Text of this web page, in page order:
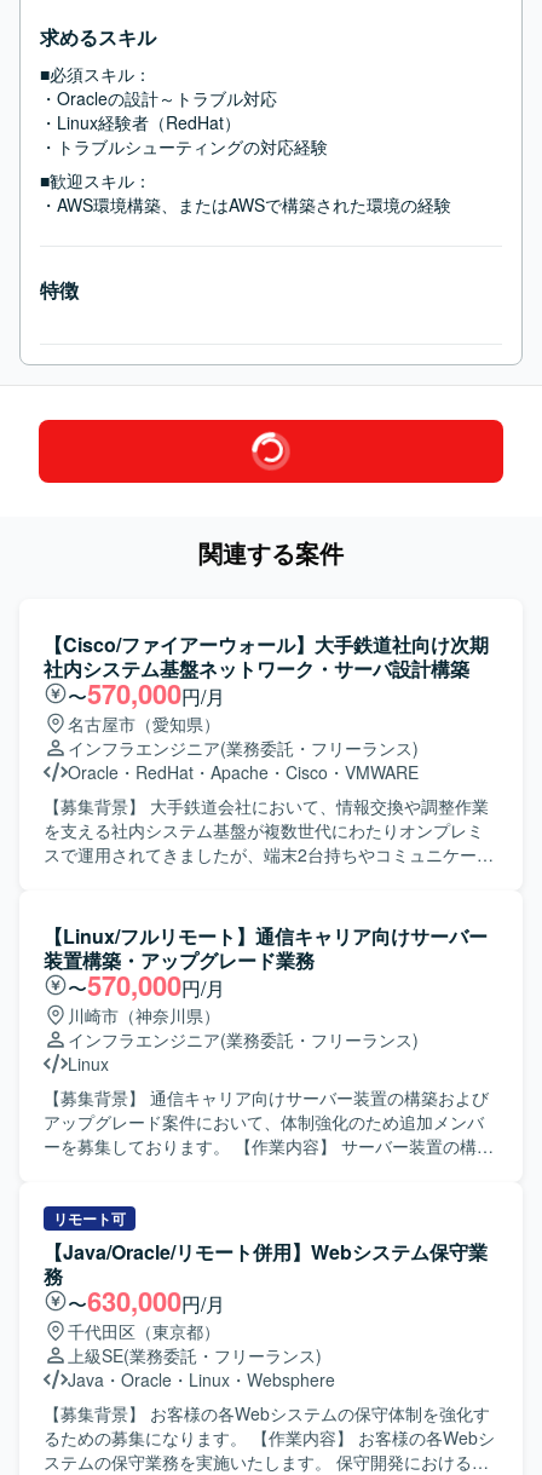
求めるスキル
■必須スキル：
・Oracleの設計～トラブル対応
・Linux経験者（RedHat）
・トラブルシューティングの対応経験
■歓迎スキル：
・AWS環境構築、またはAWSで構築された環境の経験
特徴
関連する案件
【Cisco/ファイアーウォール】大手鉄道社向け次期
社内システム基盤ネットワーク・サーバ設計構築
〜570,000円/月
名古屋市（愛知県）
インフラエンジニア(業務委託・フリーランス)
Oracle ・ RedHat ・ Apache ・ Cisco ・ VMWARE
【募集背景】 大手鉄道会社において、情報交換や調整作業
を支える社内システム基盤が複数世代にわたりオンプレミ
スで運用されてきましたが、端末2台持ちやコミュニケーシ
ジェクトが立ち上がりました。 【作業内容】 6代目社内シ
ステム基盤の刷新プロジェクトに参画し、ネットワーク系
およびサーバ系インフラの設計・構築・テストをご担当い
ただきます。 ネットワーク系では、FW/スイッチ/ストレー
ジ/リモート環境、NTP/証明書/RADIUS/DHCP/DNS/無線と
いった各領域において、詳細設計、構築手順書作成、単体
テスト項目書作成、環境構築、単体テスト、結合テスト、
総合テストまで一連の工程を担当していただきます。 サー
バ系では、物理サーバ/仮想化基盤、DB/データ連携/OS/保
全/機器設置調整といった領域にて、サーバおよび仮想化基
理などを行っていただきます。 プロジェクト全体として
は、詳細設計～各種テスト～切替までの長期フェーズにわ
たり、段階的に環境を構築しながら、既存環境から新基盤
へのスムーズな移行を進めていきます。 【求める人物像】
インフラ基盤の大規模更改プロジェクトにおいて、担当領
域の技術的な深い理解を持ちつつ、関連チームと連携しな
がら主体的に設計・構築・テストを推進できる方を求めて
います。 複数プロダクトが連携する環境のため、周辺領域
にも関心を持ち、仕様や構成を自らキャッチアップしなが
ら、課題やリスクを早期に発見し共有できる方が望ましい
です。 ドキュメント作成やレビューなども多いため、丁寧
【Linux/フルリモート】通信キャリア向けサーバー
装置構築・アップグレード業務
〜570,000円/月
川崎市（神奈川県）
インフラエンジニア(業務委託・フリーランス)
Linux
【募集背景】 通信キャリア向けサーバー装置の構築および
アップグレード案件において、体制強化のため追加メンバ
ーを募集しております。 【作業内容】 サーバー装置の構
まえた手順のブラッシュアップを行います。 商用環境での
構築・アップグレード作業に、作業責任者・チェッカー・
オペレーターの3名体制の一員として参画いただきます。
【求める人物像】 移動体通信領域の知識を活かしつつ、サ
ーバー構築作業に責任感を持って取り組んでいただける方
を求めております。 チームでの連携を意識し、手順書に基
づいた正確な作業と丁寧な記録ができる方が望ましいで
す。 【ポジションの魅力】 通信キャリア向けのサーバー装
置構築に携わることで、大規模インフラの構成や運用に関
する知見を深めていただけます。 手順検証から商用作業ま
で一連の工程に関与できるため、実践的な経験を通じてス
リモート可
【Java/Oracle/リモート併用】Webシステム保守業
務
〜630,000円/月
千代田区（東京都）
上級SE(業務委託・フリーランス)
Java ・ Oracle ・ Linux ・ Websphere
【募集背景】 お客様の各Webシステムの保守体制を強化す
るための募集になります。 【作業内容】 お客様の各Webシ
ステムの保守業務を実施いたします。 保守開発における基